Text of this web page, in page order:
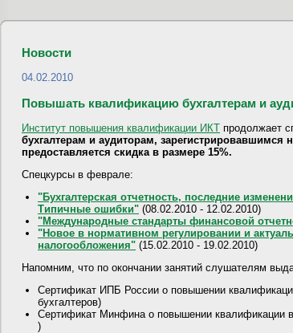
Новости
04.02.2010
Повышать квалификацию бухгалтерам и
Институт повышения квалификации ИКТ продолжает
бухгалтерам и аудиторам, зарегистрировавшимся
предоставляется скидка в размере 15%.
Спецкурсы в феврале:
"Бухгалтерская отчетность, последние
Типичные ошибки" (08.02.2010 - 12.02.2010)
"Международные стандарты финансовой
"Новое в нормативном регулировании и
налогообложения" (15.02.2010 - 19.02.2010)
Напомним, что по окончании занятий слушателям
Сертификат ИПБ России о повышении
бухгалтеров)
Сертификат Минфина о повышении квалификации
)